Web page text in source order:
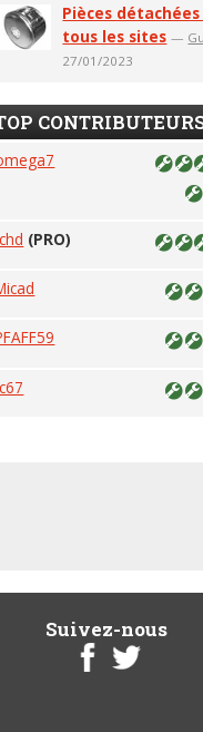
Pièces
tous les sites —
27/01/2023
(PRO)
Suivez-nous